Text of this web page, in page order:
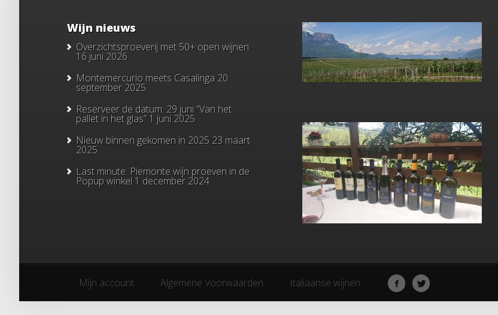
Wijn nieuws
Overzichtsproeverij met 50+ open wijnen
16 juni 2026
Montemercurio meets Casalinga 20
september 2025
Reserveer de datum: 29 juni “Van het
pallet in het glas” 1 juni 2025
Nieuw binnen gekomen in 2025 23 maart
2025
Last minute: Piemonte wijn proeven in de
Popup winkel 1 december 2024
Mijn account Algemene Voorwaarden Italiaanse wijnen